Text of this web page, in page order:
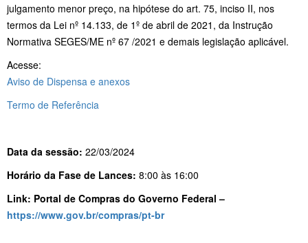
julgamento menor preço, na hipótese do art. 75, inciso II, nos
termos da Lei nº 14.133, de 1º de abril de 2021, da Instrução
Normativa SEGES/ME nº 67 /2021 e demais legislação aplicável.
Acesse:
Aviso de Dispensa e anexos
Termo de Referência
Data da sessão: 22/03/2024
Horário da Fase de Lances: 8:00 às 16:00
Link: Portal de Compras do Governo Federal –
https://www.gov.br/compras/pt-br